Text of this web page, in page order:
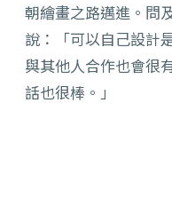
朝繪畫之路邁進。 問
說：「可以自己設計
與其他人合作也會很
話也很棒。」